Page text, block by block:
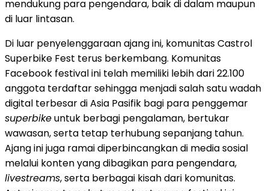
mendukung para pengendara, baik di dalam maupun
di luar lintasan.
Di luar penyelenggaraan ajang ini, komunitas Castrol
Superbike Fest terus berkembang. Komunitas
Facebook festival ini telah memiliki lebih dari 22.100
anggota terdaftar sehingga menjadi salah satu wadah
digital terbesar di Asia Pasifik bagi para penggemar
superbikeuntuk berbagi pengalaman, bertukar
wawasan, serta tetap terhubung sepanjang tahun.
Ajang ini juga ramai diperbincangkan di media sosial
melalui konten yang dibagikan para pengendara,
livestreams, serta berbagai kisah dari komunitas.